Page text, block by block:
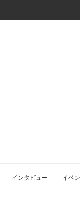
インタビュー イベ